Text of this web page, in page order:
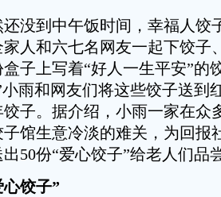
没到中午饭时间，幸福人饺
人和六七名网友一起下饺子
子上写着“好人一生平安”的
小雨和网友们将这些饺子送到
子。据介绍，小雨一家在众
馆生意冷淡的难关，为回报
50份“爱心饺子”给老人们品
饺子”